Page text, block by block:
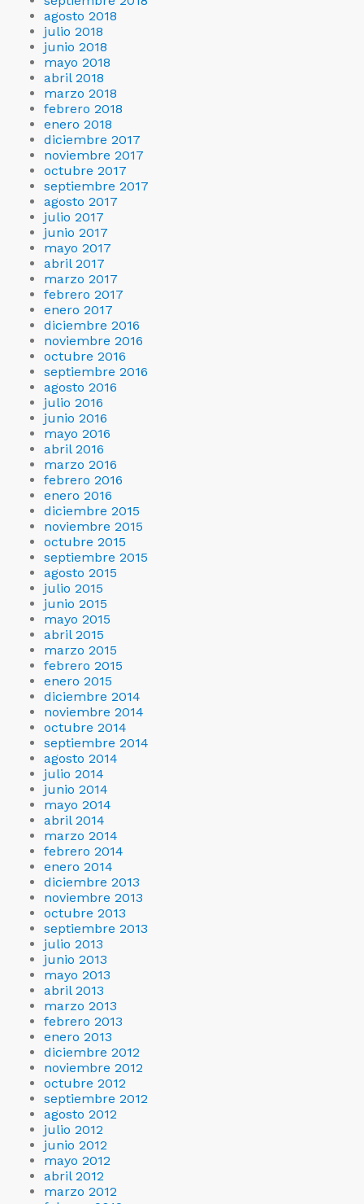
agosto 2018
julio 2018
junio 2018
mayo 2018
abril 2018
marzo 2018
febrero 2018
enero 2018
diciembre 2017
noviembre 2017
octubre 2017
septiembre 2017
agosto 2017
julio 2017
junio 2017
mayo 2017
abril 2017
marzo 2017
febrero 2017
enero 2017
diciembre 2016
noviembre 2016
octubre 2016
septiembre 2016
agosto 2016
julio 2016
junio 2016
mayo 2016
abril 2016
marzo 2016
febrero 2016
enero 2016
diciembre 2015
noviembre 2015
octubre 2015
septiembre 2015
agosto 2015
julio 2015
junio 2015
mayo 2015
abril 2015
marzo 2015
febrero 2015
enero 2015
diciembre 2014
noviembre 2014
octubre 2014
septiembre 2014
agosto 2014
julio 2014
junio 2014
mayo 2014
abril 2014
marzo 2014
febrero 2014
enero 2014
diciembre 2013
noviembre 2013
octubre 2013
septiembre 2013
julio 2013
junio 2013
mayo 2013
abril 2013
marzo 2013
febrero 2013
enero 2013
diciembre 2012
noviembre 2012
octubre 2012
septiembre 2012
agosto 2012
julio 2012
junio 2012
mayo 2012
abril 2012
marzo 2012